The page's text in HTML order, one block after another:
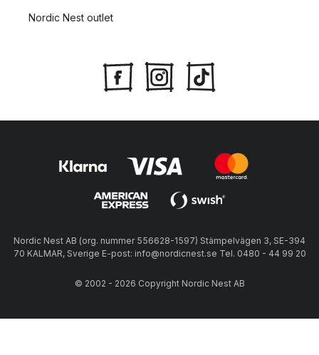
Nordic Nest outlet
Nordic Nest AB (org. nummer 556628-1597) Stämpelvägen 3, SE-394
70 KALMAR, Sverige E-post: info@nordicnest.se Tel. 0480 - 44 99 20
© 2002 - 2026 Copyright Nordic Nest AB